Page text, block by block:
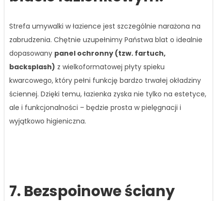
Strefa umywalki w łazience jest szczególnie narażona na
zabrudzenia. Chętnie uzupełnimy Państwa blat o idealnie
dopasowany panel ochronny (tzw. fartuch,
backsplash) z wielkoformatowej płyty spieku
kwarcowego, który pełni funkcję bardzo trwałej okładziny
ściennej. Dzięki temu, łazienka zyska nie tylko na estetyce,
ale i funkcjonalności – będzie prosta w pielęgnacji i
wyjątkowo higieniczna.
7. Bezspoinowe ściany